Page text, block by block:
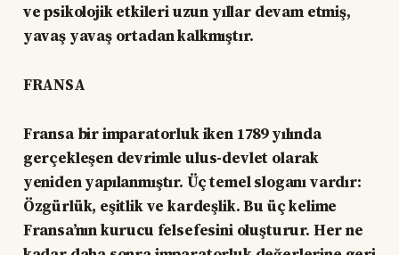
ve psikolojik etkileri uzun yıllar devam etmiş,
yavaş yavaş ortadan kalkmıştır.
FRANSA
Fransa bir imparatorluk iken 1789 yılında
gerçekleşen devrimle ulus-devlet olarak
yeniden yapılanmıştır. Üç temel sloganı vardır:
Özgürlük, eşitlik ve kardeşlik. Bu üç kelime
Fransa’nın kurucu felsefesini oluşturur. Her ne